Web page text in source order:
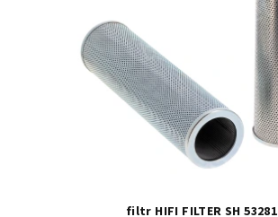
filtr HIFI FILTER SH 53281